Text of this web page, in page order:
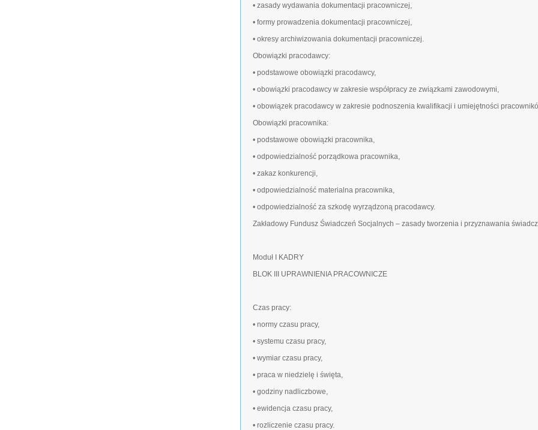
• zasady wydawania dokumentacji pracowniczej,
• formy prowadzenia dokumentacji pracowniczej,
• okresy archiwizowania dokumentacji pracowniczej.
Obowiązki pracodawcy:
• podstawowe obowiązki pracodawcy,
• obowiązki pracodawcy w zakresie współpracy ze związkami zawodowymi,
• obowiązek pracodawcy w zakresie podnoszenia kwalifikacji i umiejętności
Obowiązki pracownika:
• podstawowe obowiązki pracownika,
• odpowiedzialność porządkowa pracownika,
• zakaz konkurencji,
• odpowiedzialność materialna pracownika,
• odpowiedzialność za szkodę wyrządzoną pracodawcy.
Zakładowy Fundusz Świadczeń Socjalnych – zasady tworzenia i przyznawania
Moduł I KADRY
BLOK III UPRAWNIENIA PRACOWNICZE
Czas pracy:
• normy czasu pracy,
• systemu czasu pracy,
• wymiar czasu pracy,
• praca w niedzielę i święta,
• godziny nadliczbowe,
• ewidencja czasu pracy,
• rozliczenie czasu pracy.